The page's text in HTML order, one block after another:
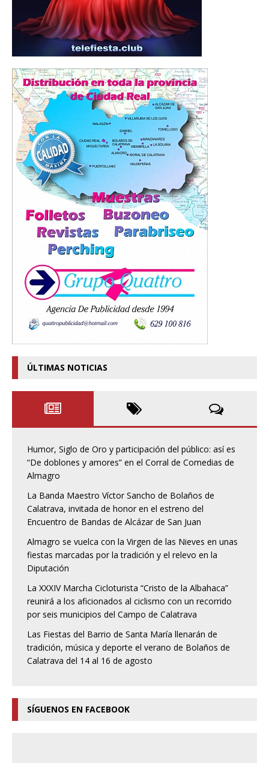
ÚLTIMAS NOTICIAS
Humor, Siglo de Oro y participación del público: así es
“De doblones y amores” en el Corral de Comedias de
Almagro
La Banda Maestro Víctor Sancho de Bolaños de
Calatrava, invitada de honor en el estreno del
Encuentro de Bandas de Alcázar de San Juan
Almagro se vuelca con la Virgen de las Nieves en unas
fiestas marcadas por la tradición y el relevo en la
Diputación
La XXXIV Marcha Cicloturista “Cristo de la Albahaca”
reunirá a los aficionados al ciclismo con un recorrido
por seis municipios del Campo de Calatrava
Las Fiestas del Barrio de Santa María llenarán de
tradición, música y deporte el verano de Bolaños de
Calatrava del 14 al 16 de agosto
SÍGUENOS EN FACEBOOK